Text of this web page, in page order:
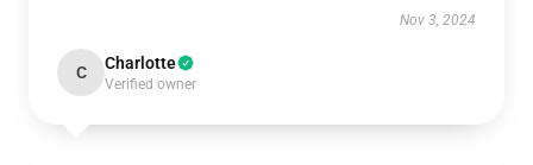
Nov 3, 2024
C Charlotte
Verified owner